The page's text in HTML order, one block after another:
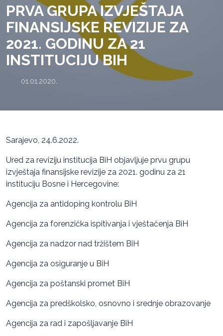
PRVA GRUPA IZVJEŠTAJA
FINANSIJSKE REVIZIJE ZA
2021. GODINU ZA 21
INSTITUCIJU BIH
01.01.2020.
Sarajevo, 24.6.2022.
Ured za reviziju institucija BiH objavljuje prvu grupu
izvještaja finansijske revizije za 2021. godinu za 21
instituciju Bosne i Hercegovine:
Agencija za antidoping kontrolu BiH
Agencija za forenzička ispitivanja i vještačenja BiH
Agencija za nadzor nad tržištem BiH
Agencija za osiguranje u BiH
Agencija za poštanski promet BiH
Agencija za predškolsko, osnovno i srednje obrazovanje
Agencija za rad i zapošljavanje BiH